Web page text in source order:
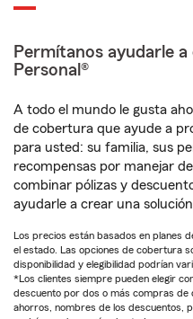
Permítanos ayudarle
Personal®
A todo el mundo le gusta
de cobertura que ayude a
para usted: su familia, sus
recompensas por manejar
combinar pólizas y
ayudarle a crear una
Los precios están basados en planes
el estado. Las opciones de cobertura
disponibilidad y elegibilidad podrían
*Los clientes siempre pueden elegir
descuento por dos o más compras de
ahorros, nombres de los descuentos,